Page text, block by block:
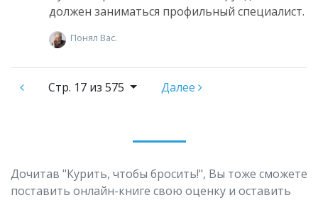
должен заниматься профильный специалист.
Понял Вас.
Стр. 17 из 575 Далее
Дочитав "Курить, чтобы бросить!", Вы тоже сможете
поставить онлайн-книге свою оценку и оставить